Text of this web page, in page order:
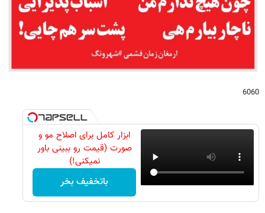
6060
ابزار کامل برای اصلاح مو و
صورت (قیمت رو ببینی باور
نمیکنی!)
باتخفیف بخر